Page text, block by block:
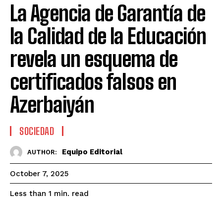
La Agencia de Garantía de
la Calidad de la Educación
revela un esquema de
certificados falsos en
Azerbaiyán
SOCIEDAD
AUTHOR: Equipo Editorial
October 7, 2025
Less than 1 min. read